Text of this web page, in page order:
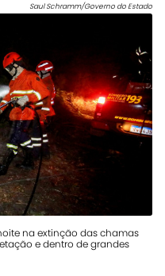
Saul Schramm/Governo do Estado
na extinção das chamas
e dentro de grandes